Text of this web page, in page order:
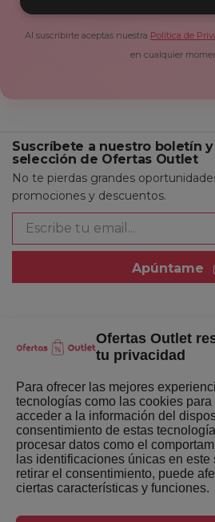
Ofertas Outlet
tu privacidad
Para ofrecer las mejores
tecnologías como las cookies
acceder a la información del
consentimiento de estas
procesar datos como el
las identificaciones únicas en
retirar el consentimiento, puede
ciertas características y funciones.
Al suscribirte aceptas nuestra Política de
en cualquier
Suscríbete a nuestro boletín
selección de Ofertas Outlet
No te pierdas grandes
promociones y descuentos.
Apúntame
Quienes somos
Últimas Novedades
Mejores ofertas de la